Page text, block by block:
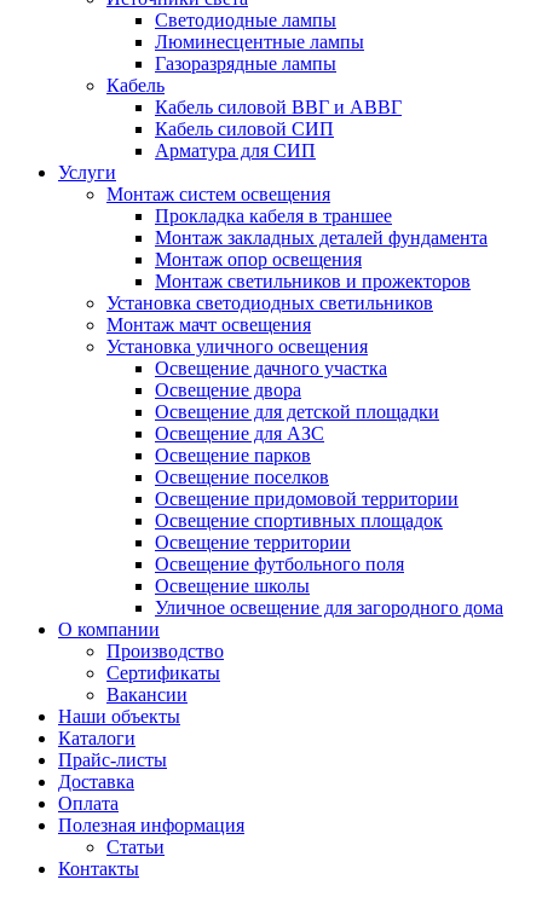
Светодиодные лампы
Люминесцентные лампы
Газоразрядные лампы
Кабель
Кабель силовой ВВГ и АВВГ
Кабель силовой СИП
Арматура для СИП
Услуги
Монтаж систем освещения
Прокладка кабеля в траншее
Монтаж закладных деталей фундамента
Монтаж опор освещения
Монтаж светильников и прожекторов
Установка светодиодных светильников
Монтаж мачт освещения
Установка уличного освещения
Освещение дачного участка
Освещение двора
Освещение для детской площадки
Освещение для АЗС
Освещение парков
Освещение поселков
Освещение придомовой территории
Освещение спортивных площадок
Освещение территории
Освещение футбольного поля
Освещение школы
Уличное освещение для загородного дома
О компании
Производство
Сертификаты
Вакансии
Наши объекты
Каталоги
Прайс-листы
Доставка
Оплата
Полезная информация
Статьи
Контакты